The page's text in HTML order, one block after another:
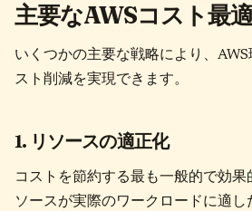
主要なAWSコスト最
いくつかの主要な戦略により、
スト削減を実現できます。
1. リソースの適正化
コストを節約する最も一般的で効果
ソースが実際のワークロードに適